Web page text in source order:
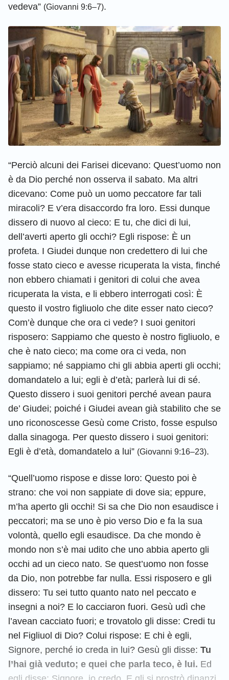
vedeva” (Giovanni 9:6–7).
“Perciò alcuni dei Farisei dicevano: Quest’uomo non
è da Dio perché non osserva il sabato. Ma altri
dicevano: Come può un uomo peccatore far tali
miracoli? E v’era disaccordo fra loro. Essi dunque
dissero di nuovo al cieco: E tu, che dici di lui,
dell’averti aperto gli occhi? Egli rispose: È un
profeta. I Giudei dunque non credettero di lui che
fosse stato cieco e avesse ricuperata la vista, finché
non ebbero chiamati i genitori di colui che avea
ricuperata la vista, e li ebbero interrogati così: È
questo il vostro figliuolo che dite esser nato cieco?
Com’è dunque che ora ci vede? I suoi genitori
risposero: Sappiamo che questo è nostro figliuolo, e
che è nato cieco; ma come ora ci veda, non
sappiamo; né sappiamo chi gli abbia aperti gli occhi;
domandatelo a lui; egli è d’età; parlerà lui di sé.
Questo dissero i suoi genitori perché avean paura
de’ Giudei; poiché i Giudei avean già stabilito che se
uno riconoscesse Gesù come Cristo, fosse espulso
dalla sinagoga. Per questo dissero i suoi genitori:
Egli è d’età, domandatelo a lui” (Giovanni 9:16–23).
“Quell’uomo rispose e disse loro: Questo poi è
strano: che voi non sappiate di dove sia; eppure,
m’ha aperto gli occhi! Si sa che Dio non esaudisce i
peccatori; ma se uno è pio verso Dio e fa la sua
volontà, quello egli esaudisce. Da che mondo è
mondo non s’è mai udito che uno abbia aperto gli
occhi ad un cieco nato. Se quest’uomo non fosse
da Dio, non potrebbe far nulla. Essi risposero e gli
dissero: Tu sei tutto quanto nato nel peccato e
insegni a noi? E lo cacciaron fuori. Gesù udì che
l’avean cacciato fuori; e trovatolo gli disse: Credi tu
nel Figliuol di Dio? Colui rispose: E chi è egli,
Signore, perché io creda in lui? Gesù gli disse: Tu
l’hai già veduto; e quei che parla teco, è lui. Ed